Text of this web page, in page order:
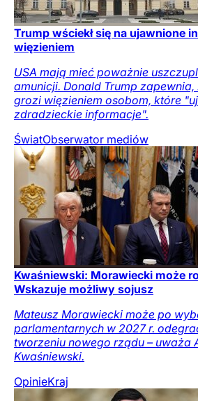
Trump wściekł się na ujawnione
więzieniem
USA mają mieć poważnie
amunicji. Donald Trump
grozi więzieniem osobom, które
zdradzieckie informacje".
ŚwiatObserwator mediów
Kwaśniewski: Morawiecki może
Wskazuje możliwy sojusz
Mateusz Morawiecki może po
parlamentarnych w 2027 r.
tworzeniu nowego rządu – uważa
Kwaśniewski.
OpinieKraj